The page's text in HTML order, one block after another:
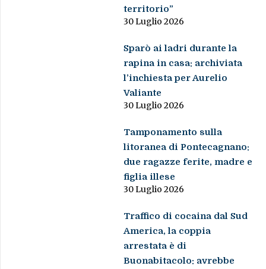
territorio”
30 Luglio 2026
Sparò ai ladri durante la
rapina in casa: archiviata
l’inchiesta per Aurelio
Valiante
30 Luglio 2026
Tamponamento sulla
litoranea di Pontecagnano:
due ragazze ferite, madre e
figlia illese
30 Luglio 2026
Traffico di cocaina dal Sud
America, la coppia
arrestata è di
Buonabitacolo: avrebbe